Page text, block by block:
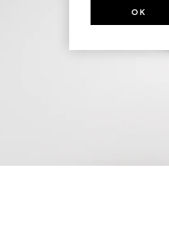
OK